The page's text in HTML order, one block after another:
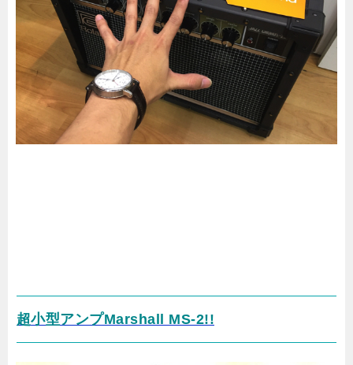
超小型アンプMarshall MS-2!!